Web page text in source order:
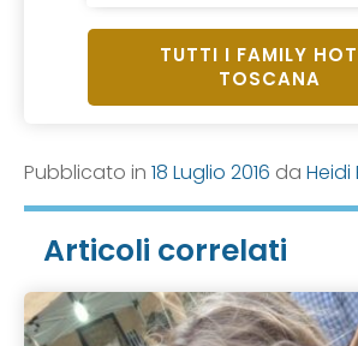
TUTTI I FAMILY
TOSCANA
Pubblicato in 18 Luglio 2016 da Heidi
Articoli correlati